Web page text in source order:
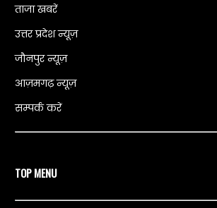
ताजा खबरें
उत्तर प्रदेश न्यूज़
जौनपुर न्यूज़
आज़मगढ़ न्यूज़
सम्पर्क करें
TOP MENU